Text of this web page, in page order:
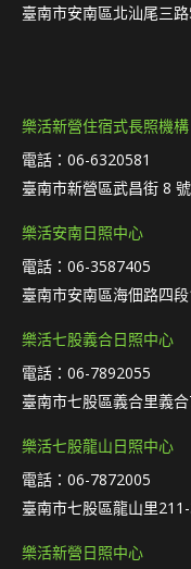
臺南市安南區北汕尾三
樂活新營住宿式長照機構
電話：06-6320581
臺南市新營區武昌街 8
樂活安南日照中心
電話：06-3587405
臺南市安南區海佃路四
樂活七股義合日照中心
電話：06-7892055
臺南市七股區義合里義
樂活七股龍山日照中心
電話：06-7872005
臺南市七股區龍山里
樂活新營日照中心